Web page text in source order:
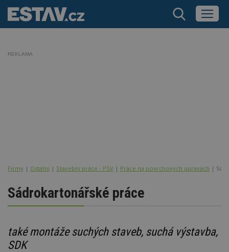
REKLAMA
Firmy | Ostatní | Stavební práce - PSV | Práce na povrchových úpravách |
Sádrokartonářské práce
také montáže suchých staveb, suchá výstavba,
SDK